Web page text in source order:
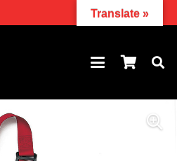
Translate »